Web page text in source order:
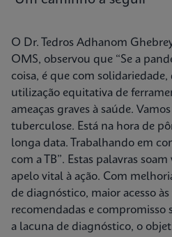
O Dr. Tedros Adhanom
OMS, observou que “Se a
coisa, é que com
utilização equitativa de
ameaças graves à saúde.
tuberculose. Está na hora de
longa data. Trabalhando em
com a TB”. Estas palavras
apelo vital à ação. Com
de diagnóstico, maior acesso
recomendadas e compromisso
a lacuna de diagnóstico, o